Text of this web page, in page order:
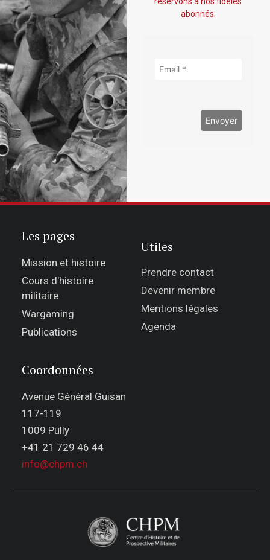
abonnés.
Les pages
Mission et histoire
Cours d'histoire
militaire
Wargaming
Publications
Utiles
Prendre contact
Devenir membre
Mentions légales
Agenda
Coordonnées
Avenue Général Guisan
117-119
1009 Pully
+41 21 729 46 44
info@chpm.ch